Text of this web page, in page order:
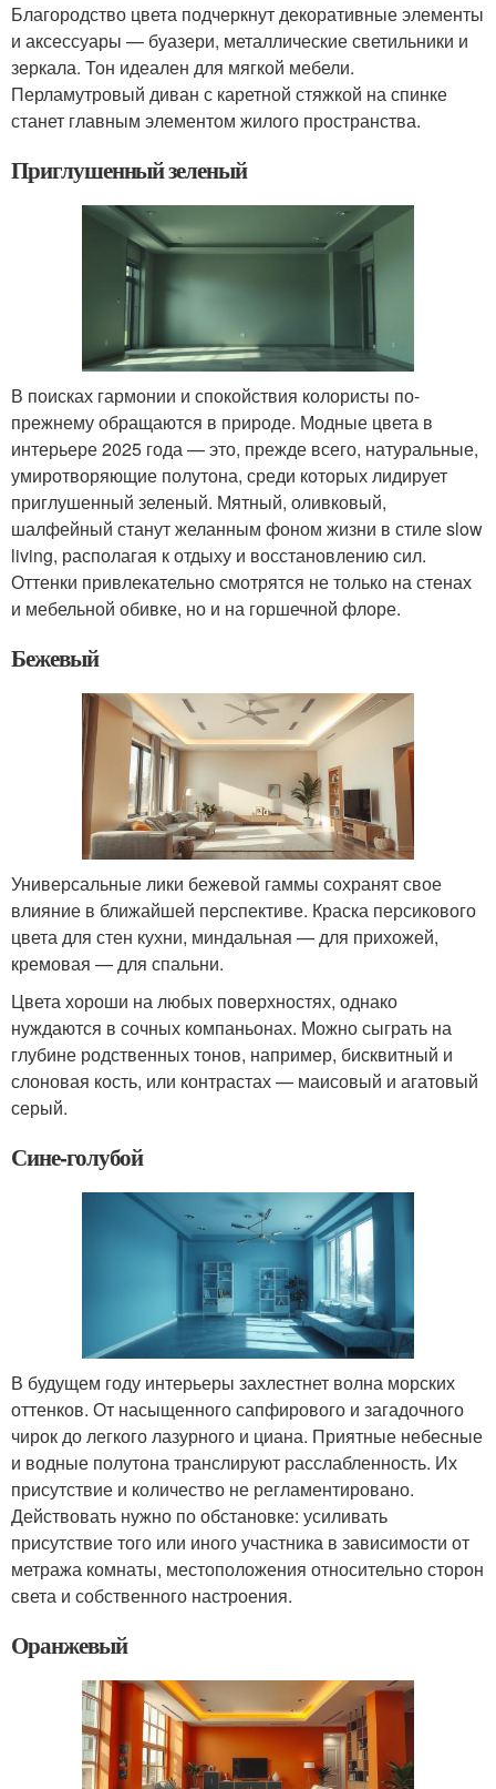
Благородство цвета подчеркнут декоративные элементы
и аксессуары — буазери, металлические светильники и
зеркала. Тон идеален для мягкой мебели.
Перламутровый диван с каретной стяжкой на спинке
станет главным элементом жилого пространства.
Приглушенный зеленый
В поисках гармонии и спокойствия колористы по-
прежнему обращаются в природе. Модные цвета в
интерьере 2025 года — это, прежде всего, натуральные,
умиротворяющие полутона, среди которых лидирует
приглушенный зеленый. Мятный, оливковый,
шалфейный станут желанным фоном жизни в стиле slow
living, располагая к отдыху и восстановлению сил.
Оттенки привлекательно смотрятся не только на стенах
и мебельной обивке, но и на горшечной флоре.
Бежевый
Универсальные лики бежевой гаммы сохранят свое
влияние в ближайшей перспективе. Краска персикового
цвета для стен кухни, миндальная — для прихожей,
кремовая — для спальни.
Цвета хороши на любых поверхностях, однако
нуждаются в сочных компаньонах. Можно сыграть на
глубине родственных тонов, например, бисквитный и
слоновая кость, или контрастах — маисовый и агатовый
серый.
Сине-голубой
В будущем году интерьеры захлестнет волна морских
оттенков. От насыщенного сапфирового и загадочного
чирок до легкого лазурного и циана. Приятные небесные
и водные полутона транслируют расслабленность. Их
присутствие и количество не регламентировано.
Действовать нужно по обстановке: усиливать
присутствие того или иного участника в зависимости от
метража комнаты, местоположения относительно сторон
света и собственного настроения.
Оранжевый